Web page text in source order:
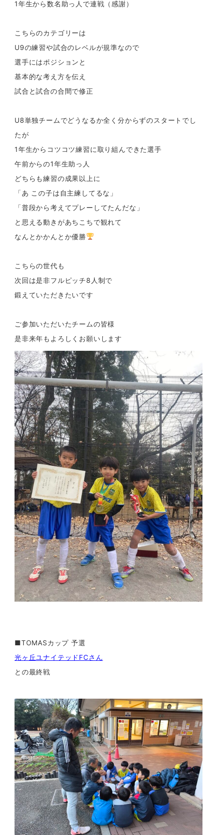
1年生から数名助っ人で連戦（感謝）
こちらのカテゴリーは
U9の練習や試合のレベルが規準なので
選手にはポジションと
基本的な考え方を伝え
試合と試合の合間で修正
U8単独チームでどうなるか全く分からずのスタートでし
たが
1年生からコツコツ練習に取り組んできた選手
午前からの1年生助っ人
どちらも練習の成果以上に
「あ この子は自主練してるな」
「普段から考えてプレーしてたんだな」
と思える動きがあちこちで観れて
なんとかかんとか優勝
こちらの世代も
次回は是非フルピッチ8人制で
鍛えていただきたいです
ご参加いただいたチームの皆様
是非来年もよろしくお願いします
■TOMASカップ 予選
光ヶ丘ユナイテッドFCさん
との最終戦